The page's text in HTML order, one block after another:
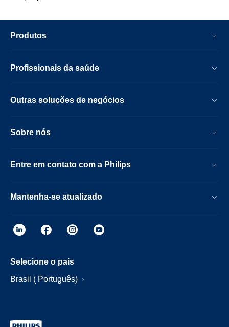
Produtos
Profissionais da saúde
Outras soluções de negócios
Sobre nós
Entre em contato com a Philips
Mantenha-se atualizado
Selecione o pais
Brasil ( Português)